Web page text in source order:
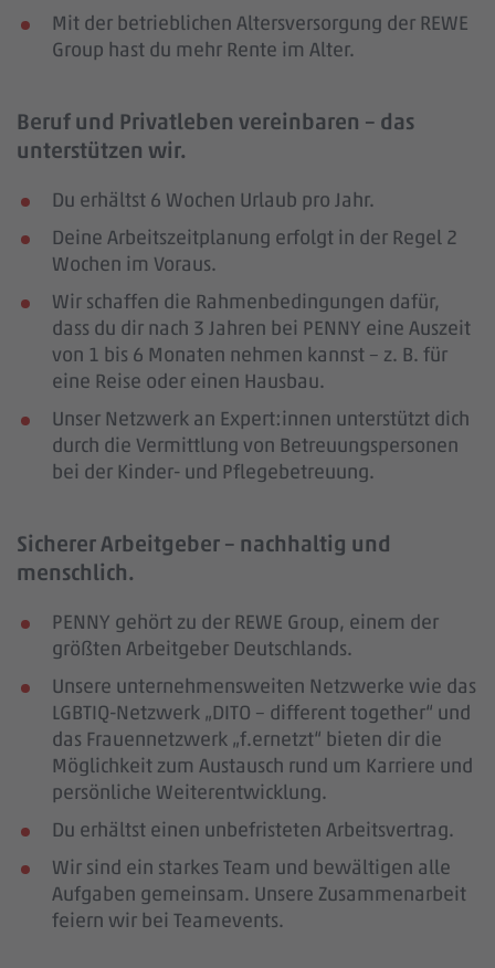
Mit der betrieblichen Altersversorgung der REWE
Group hast du mehr Rente im Alter.
Beruf und Privatleben vereinbaren – das
unterstützen wir.
Du erhältst 6 Wochen Urlaub pro Jahr.
Deine Arbeitszeitplanung erfolgt in der Regel 2
Wochen im Voraus.
Wir schaffen die Rahmenbedingungen dafür,
dass du dir nach 3 Jahren bei PENNY eine Auszeit
von 1 bis 6 Monaten nehmen kannst – z. B. für
eine Reise oder einen Hausbau.
Unser Netzwerk an Expert:innen unterstützt dich
durch die Vermittlung von Betreuungspersonen
bei der Kinder- und Pflegebetreuung.
Sicherer Arbeitgeber – nachhaltig und
menschlich.
PENNY gehört zu der REWE Group, einem der
größten Arbeitgeber Deutschlands.
Unsere unternehmensweiten Netzwerke wie das
LGBTIQ-Netzwerk „DITO – different together“ und
das Frauennetzwerk „f.ernetzt“ bieten dir die
Möglichkeit zum Austausch rund um Karriere und
persönliche Weiterentwicklung.
Du erhältst einen unbefristeten Arbeitsvertrag.
Wir sind ein starkes Team und bewältigen alle
Aufgaben gemeinsam. Unsere Zusammenarbeit
feiern wir bei Teamevents.